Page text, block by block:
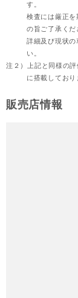
す。
検査には厳正を
の旨ご了承くだ
詳細及び現状の
い。
注２）
上記と同様の
に搭載しており
販売店情報